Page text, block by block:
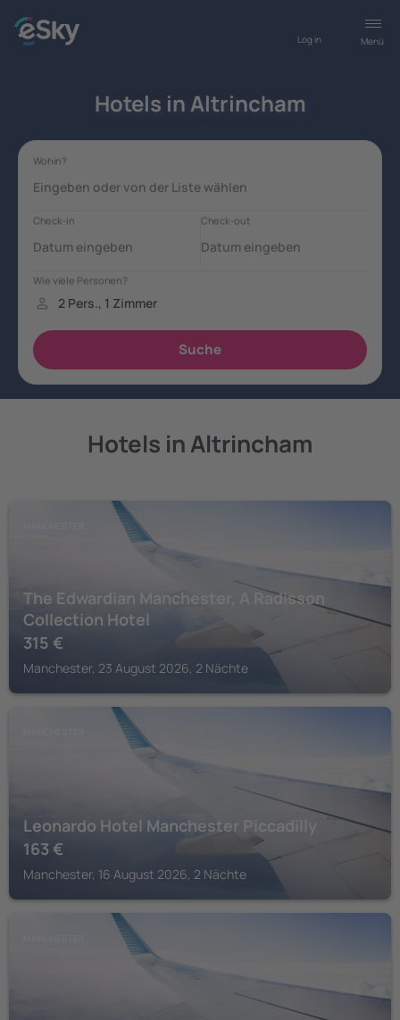
Menü
Log in
Hotels in Altrincham
Hotels in Altrincham
The Edwardian Manchester, A Radisson
Collection Hotel
315 €
Manchester, 23 August 2026, 2 Nächte
Leonardo Hotel Manchester Piccadilly
163 €
Manchester, 16 August 2026, 2 Nächte